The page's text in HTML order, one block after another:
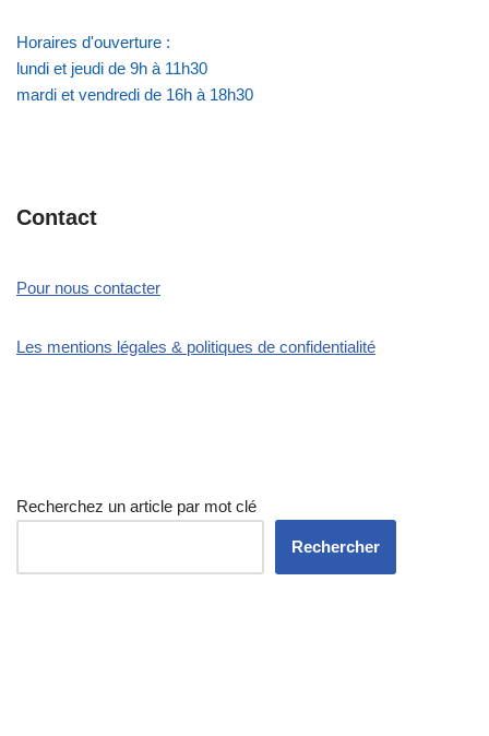
Horaires d'ouverture :
lundi et jeudi de 9h à 11h30
mardi et vendredi de 16h à 18h30
Contact
Pour nous contacter
Les mentions légales & politiques de confidentialité
Recherchez un article par mot clé
Rechercher